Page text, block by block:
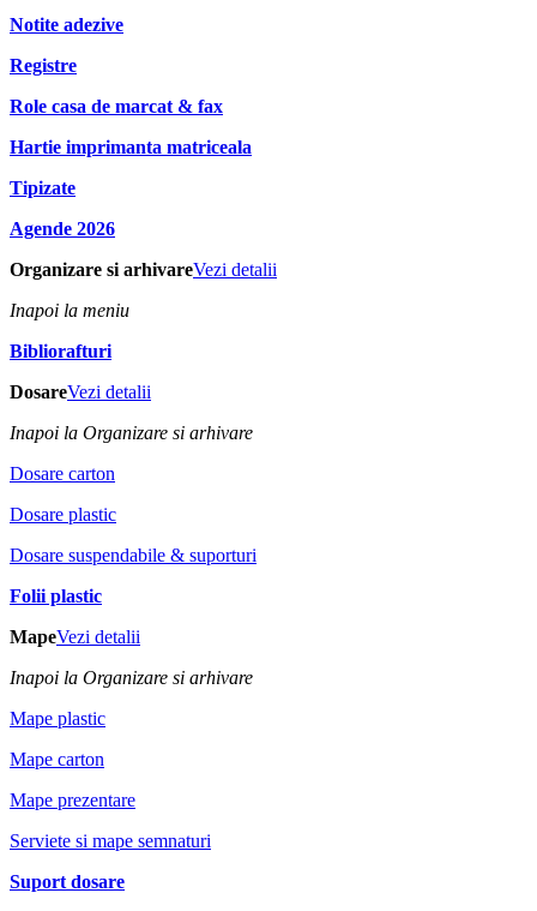
Notite adezive
Registre
Role casa de marcat & fax
Hartie imprimanta matriceala
Tipizate
Agende 2026
Organizare si arhivareVezi detalii
Inapoi la meniu
Bibliorafturi
DosareVezi detalii
Inapoi la Organizare si arhivare
Dosare carton
Dosare plastic
Dosare suspendabile & suporturi
Folii plastic
MapeVezi detalii
Inapoi la Organizare si arhivare
Mape plastic
Mape carton
Mape prezentare
Serviete si mape semnaturi
Suport dosare